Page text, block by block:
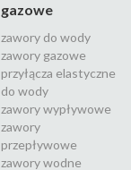
gazowe
zawory do wody
zawory gazowe
przyłącza elastyczne
do wody
zawory wypływowe
zawory
przepływowe
zawory wodne